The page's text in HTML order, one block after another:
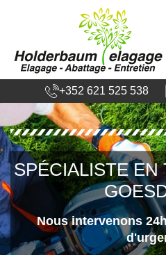
+352 621 525 538
SPÉCIALISTE EN
Nous intervenons